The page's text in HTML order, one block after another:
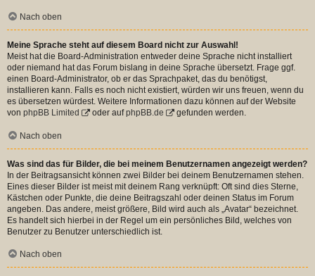
Nach oben
Meine Sprache steht auf diesem Board nicht zur Auswahl!
Meist hat die Board-Administration entweder deine Sprache nicht installiert
oder niemand hat das Forum bislang in deine Sprache übersetzt. Frage ggf.
einen Board-Administrator, ob er das Sprachpaket, das du benötigst,
installieren kann. Falls es noch nicht existiert, würden wir uns freuen, wenn du
es übersetzen würdest. Weitere Informationen dazu können auf der Website
von phpBB Limited oder aufphpBB.de gefunden werden.
Nach oben
Was sind das für Bilder, die bei meinem Benutzernamen angezeigt werden?
In der Beitragsansicht können zwei Bilder bei deinem Benutzernamen stehen.
Eines dieser Bilder ist meist mit deinem Rang verknüpft: Oft sind dies Sterne,
Kästchen oder Punkte, die deine Beitragszahl oder deinen Status im Forum
angeben. Das andere, meist größere, Bild wird auch als „Avatar“ bezeichnet.
Es handelt sich hierbei in der Regel um ein persönliches Bild, welches von
Benutzer zu Benutzer unterschiedlich ist.
Nach oben